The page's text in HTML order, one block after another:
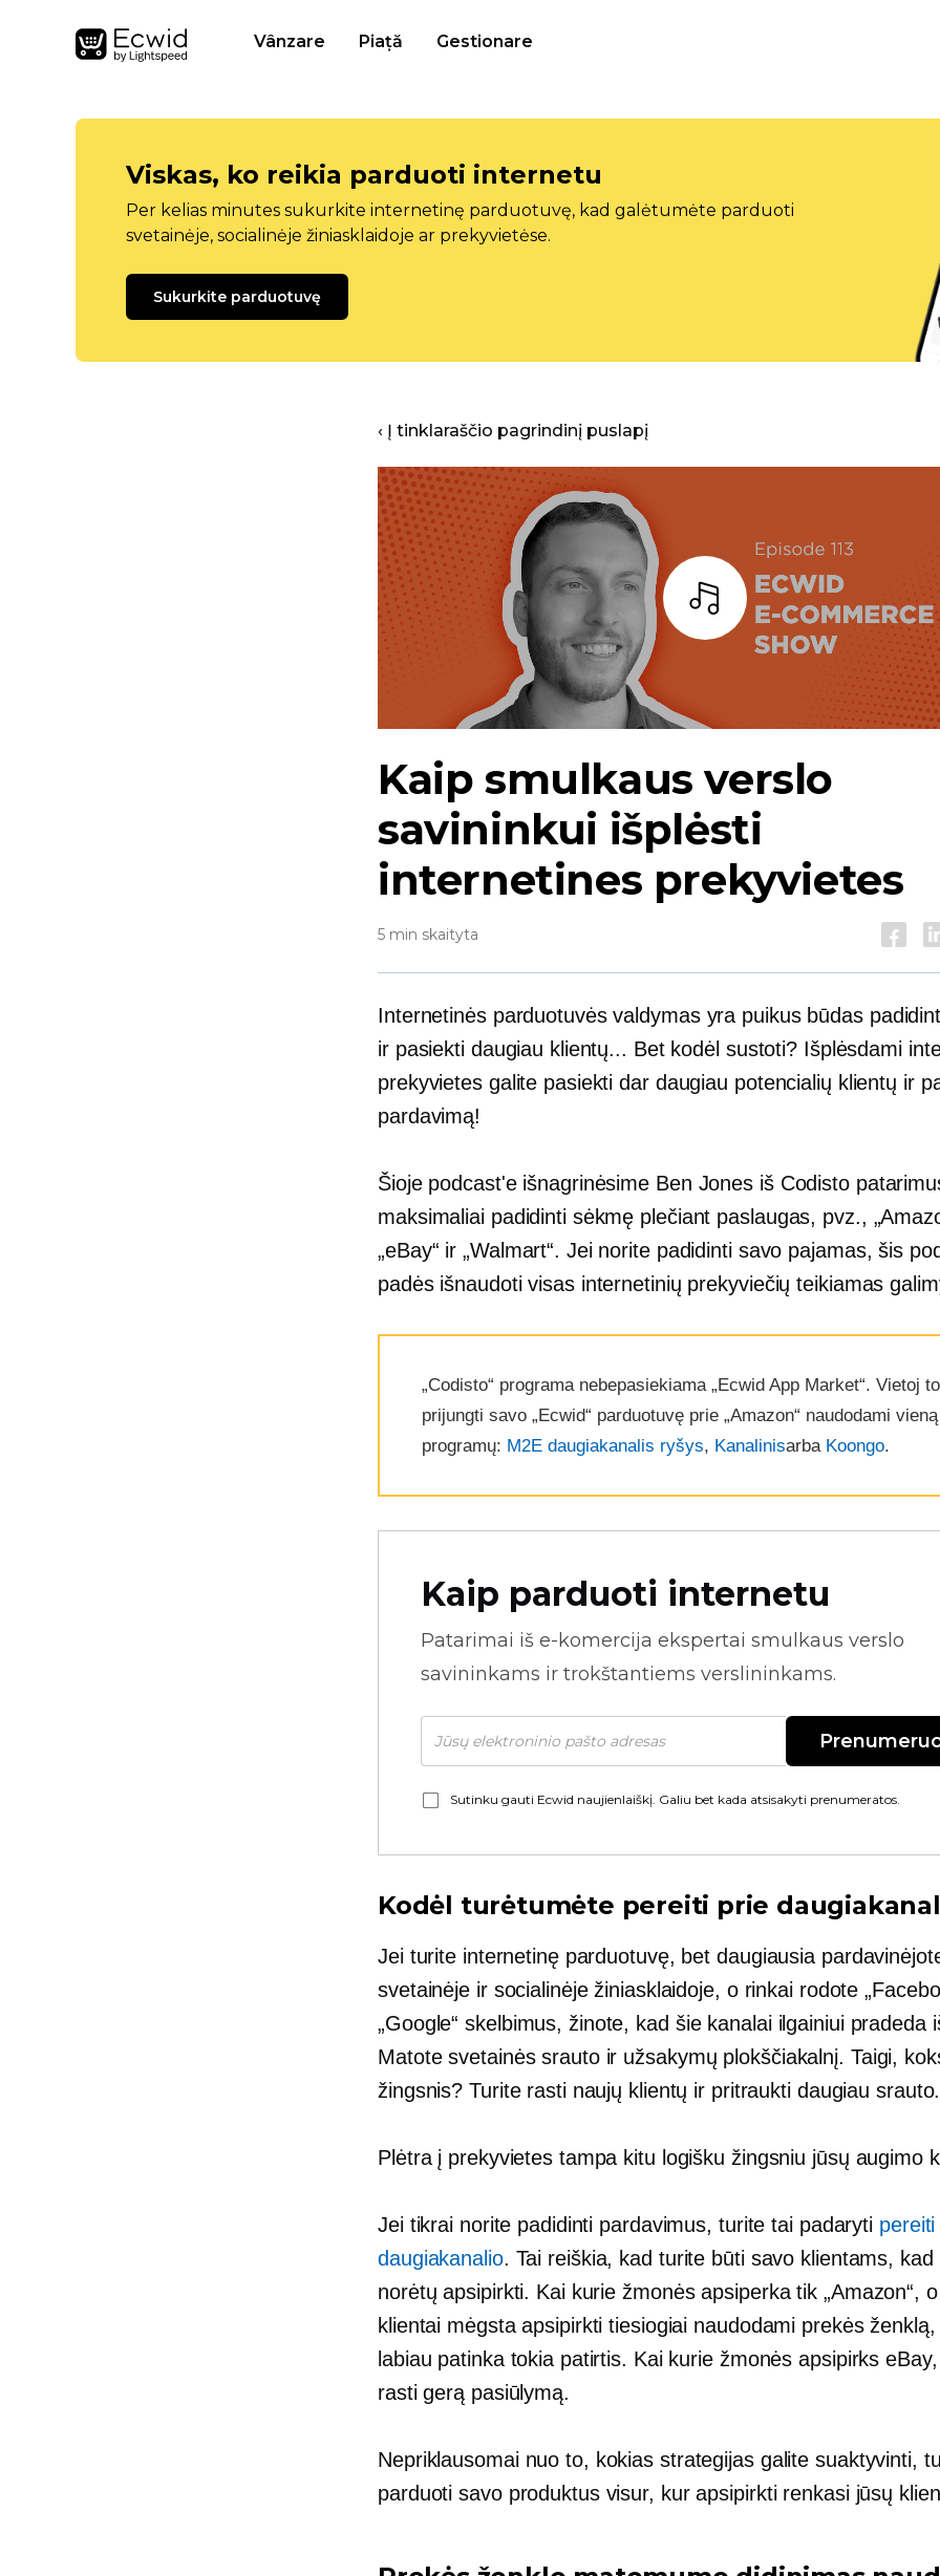
Vânzare Piață Gestionare
Viskas, ko reikia parduoti internetu
Per kelias minutes sukurkite internetinę parduotuvę, kad galėtumėte parduoti
svetainėje, socialinėje žiniasklaidoje ar prekyvietėse.
Sukurkite parduotuvę
‹ Į tinklaraščio pagrindinį puslapį
Kaip smulkaus verslo
savininkui išplėsti
internetines prekyvietes
5 min skaityta
Internetinės parduotuvės valdymas yra puikus būdas
ir pasiekti daugiau klientų... Bet kodėl sustoti? Išplėsdami
prekyvietes galite pasiekti dar daugiau potencialių klientų ir
pardavimą!
Šioje podcast'e išnagrinėsime Ben Jones iš Codisto
maksimaliai padidinti sėkmę plečiant paslaugas, pvz.,
„eBay“ ir „Walmart“. Jei norite padidinti savo pajamas, šis
padės išnaudoti visas internetinių prekyviečių teikiamas
„Codisto“ programa nebepasiekiama „Ecwid App Market“. Vietoj
prijungti savo „Ecwid“ parduotuvę prie „Amazon“ naudodami
programų: M2E daugiakanalis ryšys, Kanalinisarba Koongo.
Kaip parduoti internetu
Patarimai iš e-komercija ekspertai smulkaus verslo
savininkams ir trokštantiems verslininkams.
Sutinku gauti Ecwid naujienlaiškį. Galiu bet kada atsisakyti prenumeratos.
Kodėl turėtumėte pereiti prie
Jei turite internetinę parduotuvę, bet daugiausia
svetainėje ir socialinėje žiniasklaidoje, o rinkai rodote
„Google“ skelbimus, žinote, kad šie kanalai ilgainiui pradeda
Matote svetainės srauto ir užsakymų plokščiakalnį. Taigi,
žingsnis? Turite rasti naujų klientų ir pritraukti daugiau srauto.
Plėtra į prekyvietes tampa kitu logišku žingsniu jūsų augimo
Jei tikrai norite padidinti pardavimus, turite tai padaryti
daugiakanalio. Tai reiškia, kad turite būti savo klientams, kad
norėtų apsipirkti. Kai kurie žmonės apsiperka tik „Amazon“,
klientai mėgsta apsipirkti tiesiogiai naudodami prekės
labiau patinka tokia patirtis. Kai kurie žmonės apsipirks
rasti gerą pasiūlymą.
Nepriklausomai nuo to, kokias strategijas galite suaktyvinti,
parduoti savo produktus visur, kur apsipirkti renkasi jūsų